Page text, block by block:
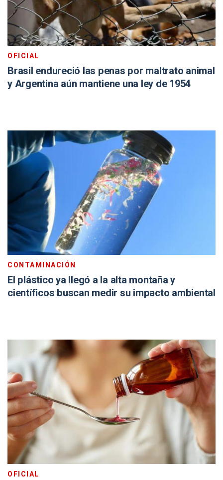
OFICIAL
Brasil endureció las penas por maltrato animal
y Argentina aún mantiene una ley de 1954
CONTAMINACIÓN
El plástico ya llegó a la alta montaña y
científicos buscan medir su impacto ambiental
OFICIAL